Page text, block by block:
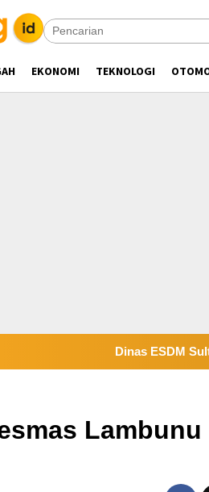
EKONOMI TEKNOLOGI
Dinas ESDM Sulteng Sebut
Lambunu